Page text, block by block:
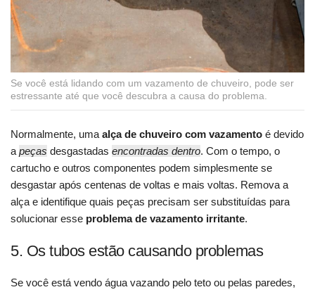
Se você está lidando com um vazamento de chuveiro, pode ser
estressante até que você descubra a causa do problema.
Normalmente, uma alça de chuveiro com vazamento é devido
a peças desgastadas encontradas dentro. Com o tempo, o
cartucho e outros componentes podem simplesmente se
desgastar após centenas de voltas e mais voltas. Remova a
alça e identifique quais peças precisam ser substituídas para
solucionar esse problema de vazamento irritante.
5. Os tubos estão causando problemas
Se você está vendo água vazando pelo teto ou pelas paredes,